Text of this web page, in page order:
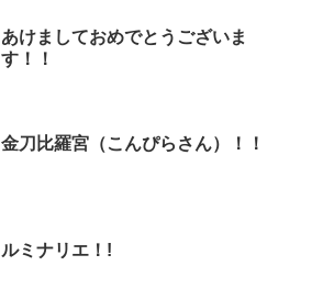
あけましておめでとうございま
す！！
金刀比羅宮（こんぴらさん）！！
ルミナリエ！!